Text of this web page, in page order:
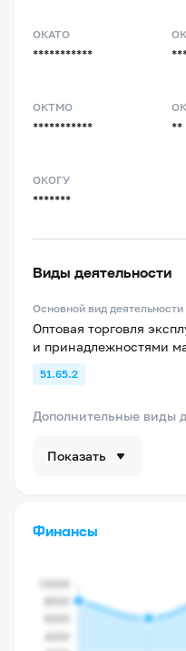
ОКАТО
***********
ОКТМО
*********** **
ОКОГУ
*******
Виды деятельности
Основной вид деятельности
Оптовая торговля
и принадлежностями
51.65.2
Дополнительные виды
Показать
Финансы